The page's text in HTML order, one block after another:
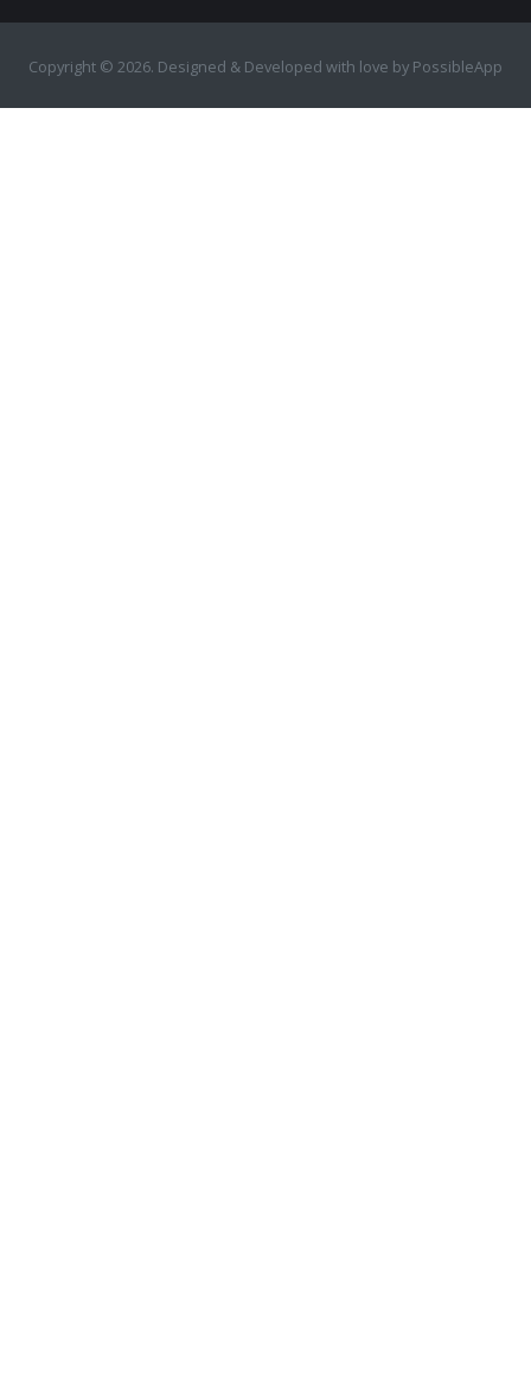
Copyright © 2026. Designed & Developed with love by PossibleApp